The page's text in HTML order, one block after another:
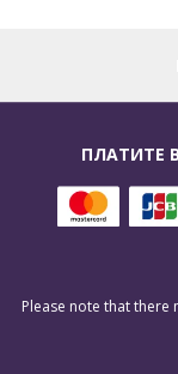
ПЛАТИТЕ
Please note that